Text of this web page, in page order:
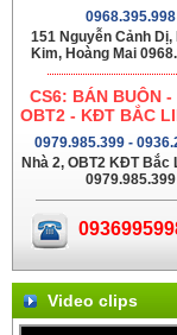
0968.395.998
151 Nguyễn Cảnh
Kim, Hoàng Mai
CS6: BÁN BUÔN -
OBT2 - KĐT BẮC
0979.985.399 -
Nhà 2, OBT2 KĐT Bắc
0979.985.399
Video clips